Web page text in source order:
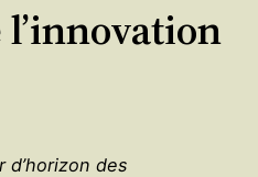
l’innovation
d’horizon des